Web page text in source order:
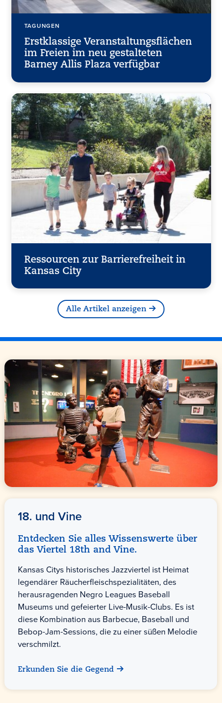
TAGUNGEN
Erstklassige Veranstaltungsflächen
im Freien im neu gestalteten
Barney Allis Plaza verfügbar
Ressourcen zur Barrierefreiheit in
Kansas City
Alle Artikel anzeigen
18. und Vine
Entdecken Sie alles Wissenswerte über
das Viertel 18th and Vine.
Kansas Citys historisches Jazzviertel ist Heimat
legendärer Räucherfleischspezialitäten, des
herausragenden Negro Leagues Baseball
Museums und gefeierter Live-Musik-Clubs. Es ist
diese Kombination aus Barbecue, Baseball und
Bebop-Jam-Sessions, die zu einer süßen Melodie
verschmilzt.
Erkunden Sie die Gegend